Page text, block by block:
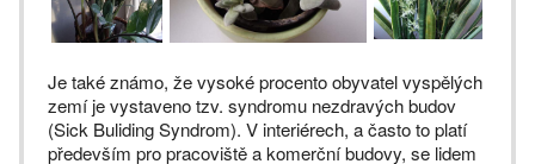
Je také známo, že vysoké procento obyvatel vyspělých
zemí je vystaveno tzv. syndromu nezdravých budov
(Sick Buliding Syndrom). V interiérech, a často to platí
především pro pracoviště a komerční budovy, se lidem